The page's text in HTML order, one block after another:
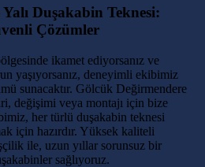
Duşakabin Teknesi:
Çözümler
ikamet ediyorsanız ve
yaşıyorsanız, deneyimli ekibimiz
sunacaktır. Gölcük Değirmendere
değişimi veya montajı için bize
her türlü duşakabin teknesi
için hazırdır. Yüksek kaliteli
ile, uzun yıllar sorunsuz bir
sağlıyoruz.